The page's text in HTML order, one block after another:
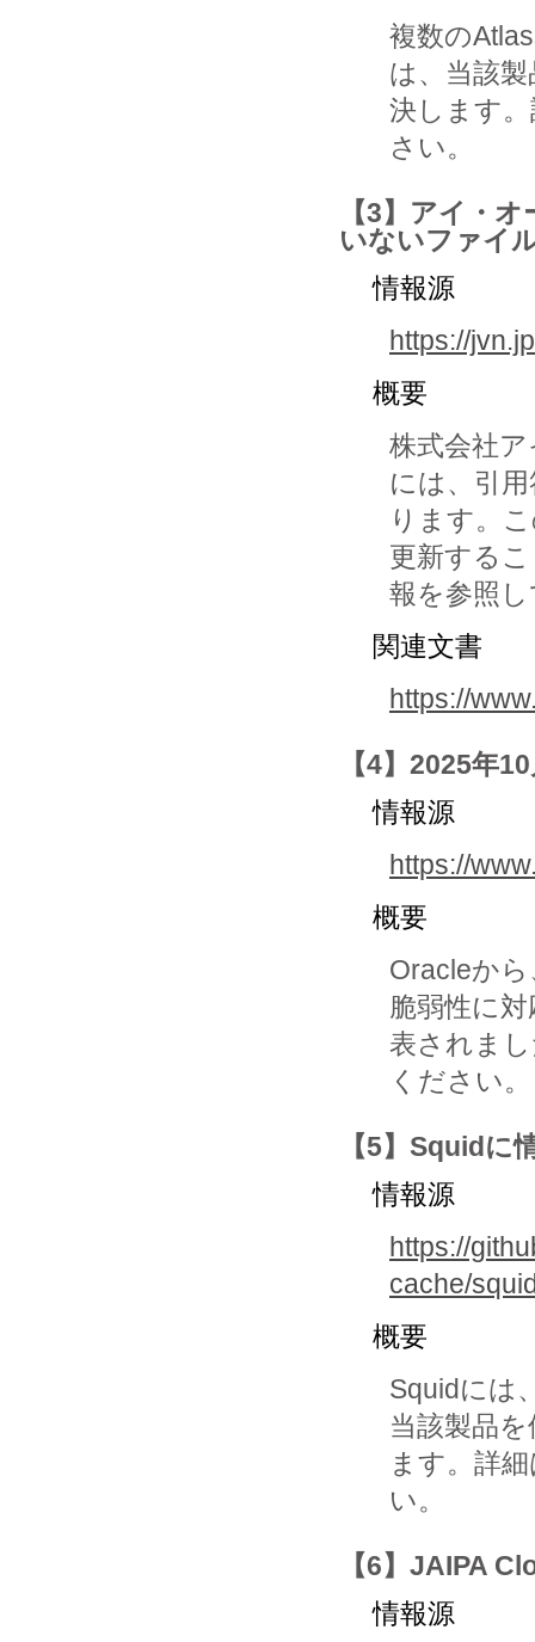
複数の
は、当該
決します
さい。
【3】アイ・
いないファイ
情報源
https://
概要
株式会社
には、引
ります。
更新する
報を参照
関連文書
https://
【4】2025年
情報源
https://
概要
Oracleか
脆弱性に
表されま
ください。
【5】Squidに
情報源
https://
cache/
概要
Squidには
当該製品
ます。詳
い。
【6】JAIPA
情報源